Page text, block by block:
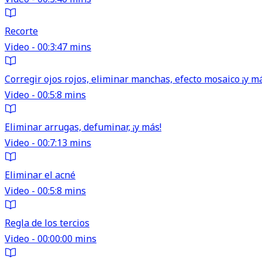
Recorte
Video - 00:3:47 mins
Corregir ojos rojos, eliminar manchas, efecto mosaico ¡y
Video - 00:5:8 mins
Eliminar arrugas, defuminar, ¡y más!
Video - 00:7:13 mins
Eliminar el acné
Video - 00:5:8 mins
Regla de los tercios
Video - 00:00:00 mins